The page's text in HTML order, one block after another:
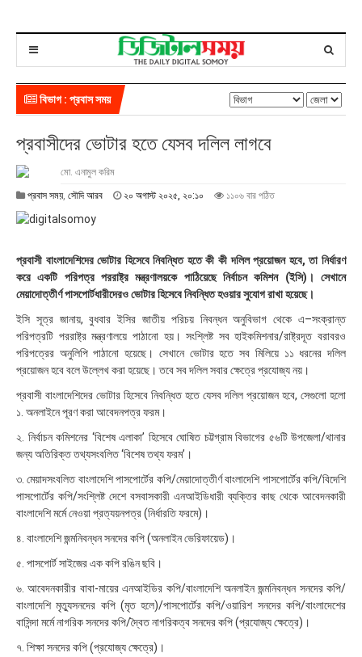
বিভাগ : প্রবাস সময়
প্রবাসীদের ভোটার হতে যেসব দলিল লাগবে
মো. এনামুল করিম
প্রবাস সময়, সৌদি আরব ২০ অগাস্ট ২০২৫, ২০:১০
স্ট
২
০
২
,
২
০
:
০
১১০৬ বার পঠিত
প্রবাসী বাংলাদেশিদের ভোটার হিসেবে নিবন্ধিত হতে কী কী দলিল প্রয়োজন হবে, তা নির্ধারণ
করে একটি পরিপত্র পররাষ্ট্র মন্ত্রণালয়কে পাঠিয়েছে নির্বাচন কমিশন (ইসি)। সেখানে
মেয়াদোত্তীর্ণ পাসপোর্টধারীদেরও ভোটার হিসেবে নিবন্ধিত হওয়ার সুযোগ রাখা হয়েছে।
ইসি সূত্র জানায়, বুধবার ইসির জাতীয় পরিচয় নিবন্ধন অনুবিভাগ থেকে এ–সংক্রান্ত
পরিপত্রটি পররাষ্ট্র মন্ত্রণালয়ে পাঠানো হয়। সংশ্লিষ্ট সব হাইকমিশনার/রাষ্ট্রদূত বরাবরও
পরিপত্রের অনুলিপি পাঠানো হয়েছে। সেখানে ভোটার হতে সব মিলিয়ে ১১ ধরনের দলিল
প্রয়োজন হবে বলে উল্লেখ করা হয়েছে। তবে সব দলিল সবার ক্ষেত্রে প্রযোজ্য নয়।
প্রবাসী বাংলাদেশিদের ভোটার হিসেবে নিবন্ধিত হতে যেসব দলিল প্রয়োজন হবে, সেগুলো হলো
১. অনলাইনে পূরণ করা আবেদনপত্র ফরম।
২. নির্বাচন কমিশনের ‘বিশেষ এলাকা’ হিসেবে ঘোষিত চট্টগ্রাম বিভাগের ৫৬টি উপজেলা/থানার
জন্য অতিরিক্ত তথ্যসংবলিত ‘বিশেষ তথ্য ফরম’।
৩. মেয়াদসংবলিত বাংলাদেশি পাসপোর্টের কপি/মেয়াদোত্তীর্ণ বাংলাদেশি পাসপোর্টের কপি/বিদেশি
পাসপোর্টের কপি/সংশ্লিষ্ট দেশে বসবাসকারী এনআইডিধারী ব্যক্তির কাছ থেকে আবেদনকারী
বাংলাদেশি মর্মে নেওয়া প্রত্যয়নপত্র (নির্ধারতি ফরমে)।
৪. বাংলাদেশি জন্মনিবন্ধন সনদের কপি (অনলাইন ভেরিফায়েড)।
৫. পাসপোর্ট সাইজের এক কপি রঙিন ছবি।
৬. আবেদনকারীর বাবা-মায়ের এনআইডির কপি/বাংলাদেশি অনলাইন জন্মনিবন্ধন সনদের কপি/
বাংলাদেশি মৃত্যুসনদের কপি (মৃত হলে)/পাসপোর্টের কপি/ওয়ারিশ সনদের কপি/বাংলাদেশের
বাসিন্দা মর্মে নাগরিক সনদের কপি/দ্বৈত নাগরিকত্ব সনদের কপি (প্রযোজ্য ক্ষেত্রে)।
৭. শিক্ষা সনদের কপি (প্রযোজ্য ক্ষেত্রে)।